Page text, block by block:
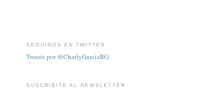
SEGUINOS EN TWITTER
Tweets por @CharlyGarciaBG
SUSCRIBITE AL NEWSLETTER